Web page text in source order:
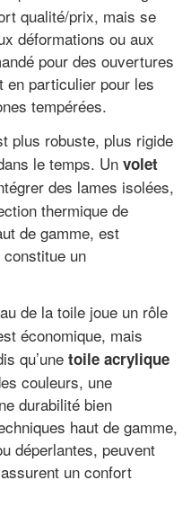
qualité/prix, mais se
déformations ou aux
pour des ouvertures
en particulier pour les
tempérées.
plus robuste, plus rigide
le temps. Un volet
des lames isolées,
thermique de
de gamme, est
un
de la toile joue un rôle
économique, mais
qu’une toile acrylique
couleurs, une
durabilité bien
haut de gamme,
déperlantes, peuvent
un confort